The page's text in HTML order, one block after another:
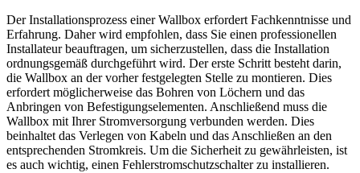
Der Installationsprozess einer Wallbox erfordert Fachkenntnisse und
Erfahrung. Daher wird empfohlen, dass Sie einen professionellen
Installateur beauftragen, um sicherzustellen, dass die Installation
ordnungsgemäß durchgeführt wird. Der erste Schritt besteht darin,
die Wallbox an der vorher festgelegten Stelle zu montieren. Dies
erfordert möglicherweise das Bohren von Löchern und das
Anbringen von Befestigungselementen. Anschließend muss die
Wallbox mit Ihrer Stromversorgung verbunden werden. Dies
beinhaltet das Verlegen von Kabeln und das Anschließen an den
entsprechenden Stromkreis. Um die Sicherheit zu gewährleisten, ist
es auch wichtig, einen Fehlerstromschutzschalter zu installieren.